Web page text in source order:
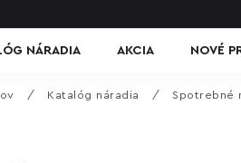
NÁRADIA AKCIA NOVÉ
/ Katalóg náradia / Spotrebné